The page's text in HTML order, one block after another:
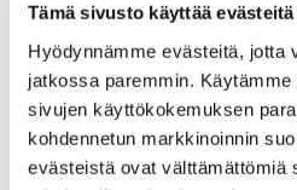
Tämä sivusto käyttää evästeitä
Hyödynnämme evästeitä, jotta
jatkossa paremmin.
sivujen käyttökokemuksen
kohdennetun markkinoinnin
evästeistä ovat välttämättömiä
Päätös
Päätösehdotus hyväksyttiin
§ 37 Muistio 21.4.2026
Päätös